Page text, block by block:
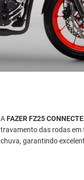
A FAZER FZ25
travamento das rodas em
chuva, garantindo